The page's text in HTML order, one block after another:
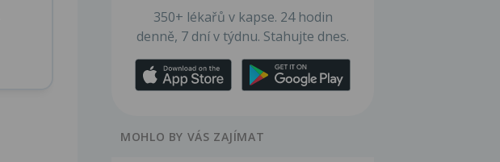
350+ lékařů v kapse. 24 hodin
denně, 7 dní v týdnu. Stahujte dnes.
MOHLO BY VÁS ZAJÍMAT